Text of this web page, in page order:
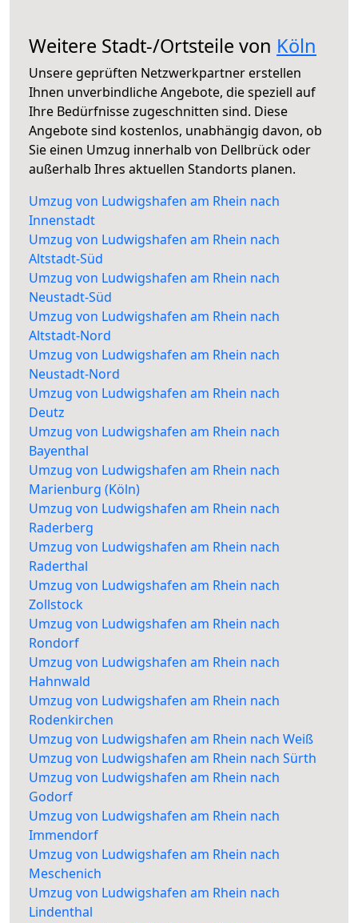
Weitere Stadt-/Ortsteile von Köln
Unsere geprüften Netzwerkpartner erstellen
Ihnen unverbindliche Angebote, die speziell auf
Ihre Bedürfnisse zugeschnitten sind. Diese
Angebote sind kostenlos, unabhängig davon, ob
Sie einen Umzug innerhalb von Dellbrück oder
außerhalb Ihres aktuellen Standorts planen.
Umzug von Ludwigshafen am Rhein nach
Innenstadt
Umzug von Ludwigshafen am Rhein nach
Altstadt-Süd
Umzug von Ludwigshafen am Rhein nach
Neustadt-Süd
Umzug von Ludwigshafen am Rhein nach
Altstadt-Nord
Umzug von Ludwigshafen am Rhein nach
Neustadt-Nord
Umzug von Ludwigshafen am Rhein nach
Deutz
Umzug von Ludwigshafen am Rhein nach
Bayenthal
Umzug von Ludwigshafen am Rhein nach
Marienburg (Köln)
Umzug von Ludwigshafen am Rhein nach
Raderberg
Umzug von Ludwigshafen am Rhein nach
Raderthal
Umzug von Ludwigshafen am Rhein nach
Zollstock
Umzug von Ludwigshafen am Rhein nach
Rondorf
Umzug von Ludwigshafen am Rhein nach
Hahnwald
Umzug von Ludwigshafen am Rhein nach
Rodenkirchen
Umzug von Ludwigshafen am Rhein nach Weiß
Umzug von Ludwigshafen am Rhein nach Sürth
Umzug von Ludwigshafen am Rhein nach
Godorf
Umzug von Ludwigshafen am Rhein nach
Immendorf
Umzug von Ludwigshafen am Rhein nach
Meschenich
Umzug von Ludwigshafen am Rhein nach
Lindenthal